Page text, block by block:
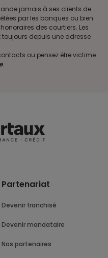
jamais à ses clients de
par les banques ou bien
des courtiers. Les
toujours depuis une adresse
ou pensez être victime
.
Partenariat
Devenir franchisé
Devenir mandataire
Nos partenaires